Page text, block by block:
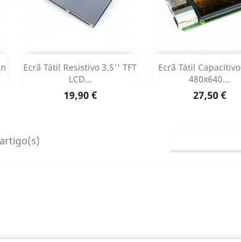
Ecrã Tátil Resistivo 3.5'' TFT
LCD...
Preço
19,90 €
Adicionar 
Dados do produto
Ecrã Tátil
480x640...
Preço
27,50 €
Adicionar
Dados do